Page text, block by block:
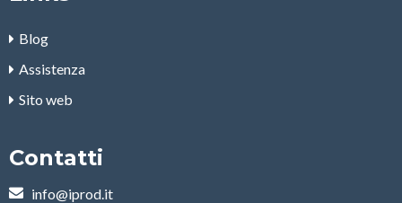
Blog
Assistenza
Sito web
Contatti
info@iprod.it